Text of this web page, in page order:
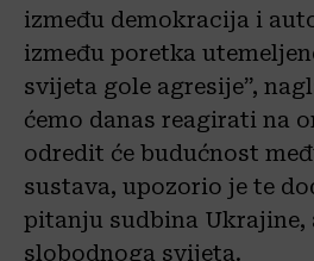
između demokracija i
između poretka
svijeta gole agresije”,
ćemo danas reagirati na
odredit će budućnost
sustava, upozorio je te
pitanju sudbina Ukrajine,
slobodnoga svijeta.